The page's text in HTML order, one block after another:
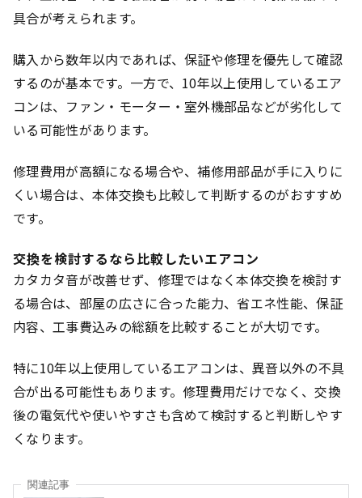
具合が考えられます。
購入から数年以内であれば、保証や修理を優先して確認
するのが基本です。一方で、10年以上使用しているエア
コンは、ファン・モーター・室外機部品などが劣化して
いる可能性があります。
修理費用が高額になる場合や、補修用部品が手に入りに
くい場合は、本体交換も比較して判断するのがおすすめ
です。
交換を検討するなら比較したいエアコン
カタカタ音が改善せず、修理ではなく本体交換を検討す
る場合は、部屋の広さに合った能力、省エネ性能、保証
内容、工事費込みの総額を比較することが大切です。
特に10年以上使用しているエアコンは、異音以外の不具
合が出る可能性もあります。修理費用だけでなく、交換
後の電気代や使いやすさも含めて検討すると判断しやす
くなります。